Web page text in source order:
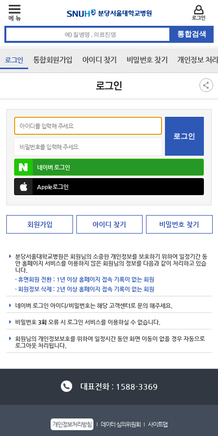
로그인 통합회원가입 아이디 찾기 비밀번호 찾기 개인정보 처
로그인
네이버로그인
Apple로그인
회원가입 아이디 찾기 비밀번호 찾기
분당서울대학교병원은 회원님의 소중한 개인정보를 보호하기 위하여 일정기간 동
안 홈페이지 서비스를 이용하지 않은 회원님의 정보를 다음과 같이 처리하고 있습
니다.
· 휴면회원 전환 : 1년 이상 홈페이지 접속 기록이 없는 회원
· 회원정보 삭제 : 2년 이상 홈페이지 접속 기록이 없는 회원
네이버 로그인 아이디/비밀번호는 해당 고객센터로 문의 해주세요.
비밀번호 3회 오류 시 로그인 서비스를 이용하실 수 없습니다.
회원님의 개인정보보호를 위하여 일정시간 동안 화면 이동이 없을 경우 자동으로
로그아웃 처리됩니다.
대표전화 : 1588-3369
개인정보처리방침 데이터 심의위원회 사이트맵